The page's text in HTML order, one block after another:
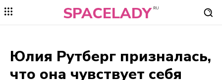
SPACELADY RU
Юлия Рутберг призналась,
что она чувствует себя